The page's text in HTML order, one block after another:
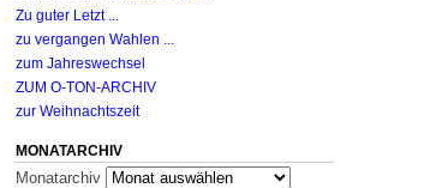
Zu guter Letzt ...
zu vergangen Wahlen ...
zum Jahreswechsel
ZUM O-TON-ARCHIV
zur Weihnachtszeit
MONATARCHIV
Monatarchiv